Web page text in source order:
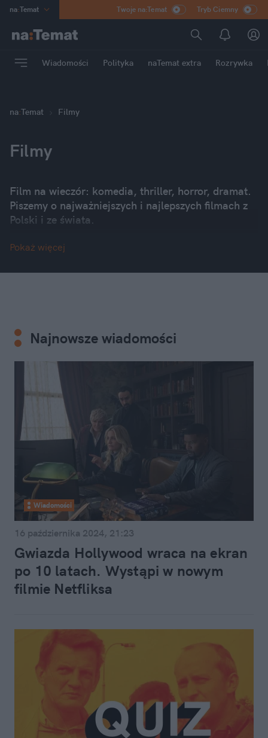
na:Temat
Poland
mama
Rozrywka
Twoje na:Temat Tryb Ciemny
Wiadomości Polityka naTemat extra Rozrywka
na:Temat Filmy
Filmy
Film na wieczór: komedia, thriller, horror, dramat.
Piszemy o najważniejszych i najlepszych filmach z
Polski i ze świata.
Pokaż więcej
Najnowsze wiadomości
Wiadomości
16 października 2024, 21:23
Gwiazda Hollywood wraca na ekran
po 10 latach. Wystąpi w nowym
filmie Netfliksa